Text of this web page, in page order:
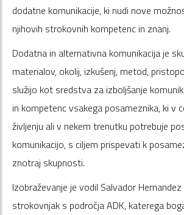
dodatne komunikacije, ki nudi nove
njihovih strokovnih kompetenc in znanj.
Dodatna in alternativna komunikacija je
materialov, okolij, izkušenj, metod,
služijo kot sredstva za izboljšanje
in kompetenc vsakega posameznika, ki v
življenju ali v nekem trenutku potrebuje
komunikacijo, s ciljem prispevati k
znotraj skupnosti.
Izobraževanje je vodil Salvador
strokovnjak s področja ADK, katerega